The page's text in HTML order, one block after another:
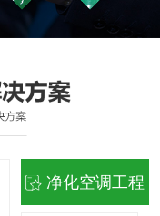
净化空调工程